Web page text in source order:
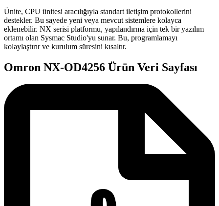
Ünite, CPU ünitesi aracılığıyla standart iletişim protokollerini
destekler. Bu sayede yeni veya mevcut sistemlere kolayca
eklenebilir. NX serisi platformu, yapılandırma için tek bir yazılım
ortamı olan Sysmac Studio'yu sunar. Bu, programlamayı
kolaylaştırır ve kurulum süresini kısaltır.
Omron NX-OD4256 Ürün Veri Sayfası